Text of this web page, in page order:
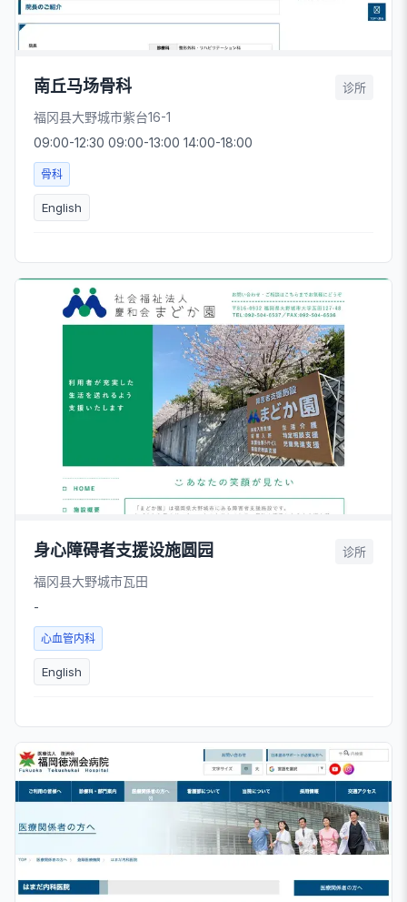
南丘马场骨科 诊所
福冈县大野城市紫台16-1
09:00-12:30 09:00-13:00 14:00-18:00
骨科
English
身心障碍者支援设施圆园 诊所
福冈县大野城市瓦田
-
心血管内科
English